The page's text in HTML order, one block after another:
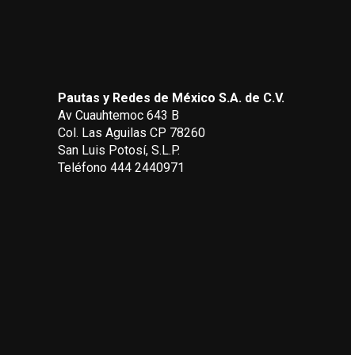
Pautas y Redes de México S.A. de C.V.
Av Cuauhtemoc 643 B
Col. Las Aguilas CP 78260
San Luis Potosí, S.L.P.
Teléfono 444 2440971